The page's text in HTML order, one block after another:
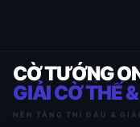
CỜ TƯỚNG
GIẢI CỜ THẾ
NỀN TẢNG THI ĐẤU &